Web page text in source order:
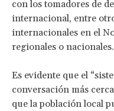
con los tomadores de
internacional, entre
internacionales en el
regionales o nacionales.
Es evidente que el
conversación más
que la población local